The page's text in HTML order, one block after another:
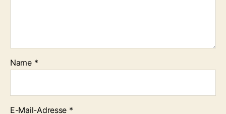
Name *
E-Mail-Adresse *